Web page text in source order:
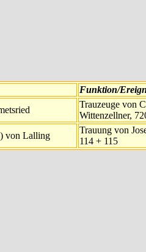
Funktion/
Trauzeuge von
Wittenzellner,
von Lalling
Trauung von
114 + 115